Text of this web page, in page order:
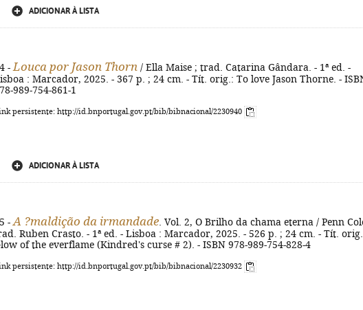
ADICIONAR À LISTA
- Louca por Jason Thorn / Ella Maise ; trad. Catarina Gândara. - 1ª ed. -
: Marcador, 2025. - 367 p. ; 24 cm. - Tít. orig.: To love Jason Thorne. -
989-754-861-1
persistente: http://id.bnportugal.gov.pt/bib/bibnacional/2230940
ADICIONAR À LISTA
- A ?maldição da irmandade . Vol. 2, O Brilho da chama eterna / Penn
Ruben Crasto. - 1ª ed. - Lisboa : Marcador, 2025. - 526 p. ; 24 cm. - Tít.
of the everflame (Kindred's curse # 2). - ISBN 978-989-754-828-4
persistente: http://id.bnportugal.gov.pt/bib/bibnacional/2230932